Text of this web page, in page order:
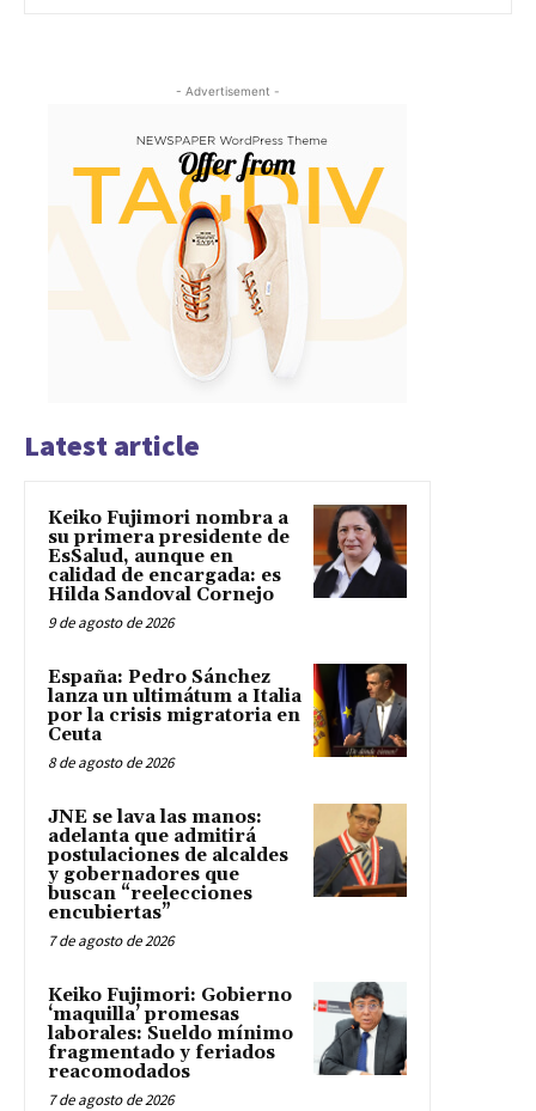
- Advertisement -
Latest article
Keiko Fujimori nombra a
su primera presidente de
EsSalud, aunque en
calidad de encargada: es
Hilda Sandoval Cornejo
9 de agosto de 2026
España: Pedro Sánchez
lanza un ultimátum a Italia
por la crisis migratoria en
Ceuta
8 de agosto de 2026
JNE se lava las manos:
adelanta que admitirá
postulaciones de alcaldes
y gobernadores que
buscan “reelecciones
encubiertas”
7 de agosto de 2026
Keiko Fujimori: Gobierno
‘maquilla’ promesas
laborales: Sueldo mínimo
fragmentado y feriados
reacomodados
7 de agosto de 2026